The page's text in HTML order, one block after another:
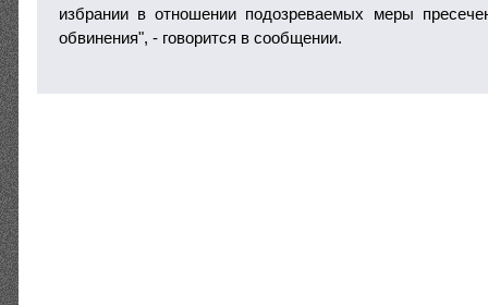
избрании в отношении подозреваемых меры
обвинения", - говорится в сообщении.